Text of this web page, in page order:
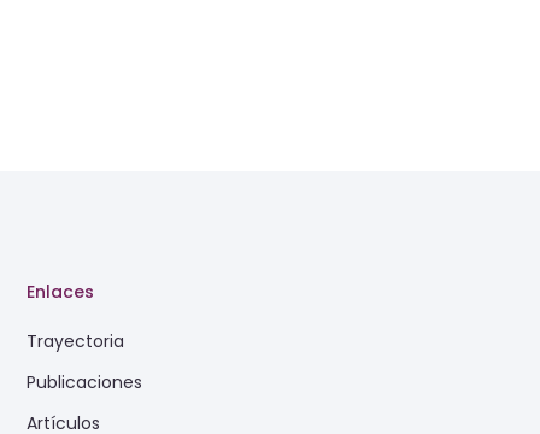
Enlaces
Trayectoria
Publicaciones
Artículos